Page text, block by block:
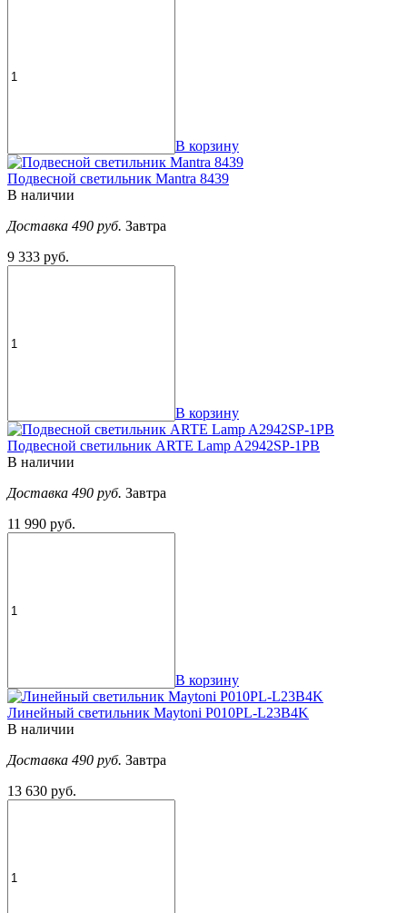
В корзину
Подвесной светильник Mantra 8439
В наличии
Доставка 490 руб. Завтра
9 333 руб.
В корзину
Подвесной светильник ARTE Lamp A2942SP-1PB
В наличии
Доставка 490 руб. Завтра
11 990 руб.
В корзину
Линейный светильник Maytoni P010PL-L23B4K
В наличии
Доставка 490 руб. Завтра
13 630 руб.